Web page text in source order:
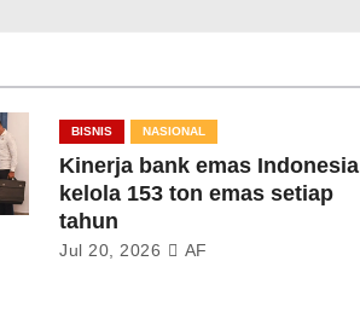
BISNIS NASIONAL
Kinerja bank emas Indonesia
kelola 153 ton emas setiap
tahun
Jul 20, 2026 AF